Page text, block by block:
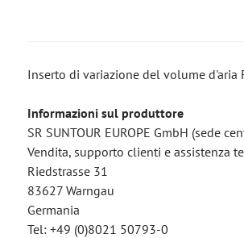
Inserto di variazione del volume d'aria
Informazioni sul produttore
SR SUNTOUR EUROPE GmbH (sede
Vendita, supporto clienti e assistenza
Riedstrasse 31
83627 Warngau
Germania
Tel: +49 (0)8021 50793-0